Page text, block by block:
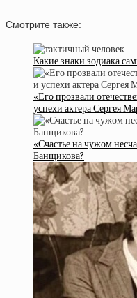
Смотрите также:
Какие знаки зодиака
«Его прозвали
успехи актера Сергея
«Счастье на чужом
Банщикова?